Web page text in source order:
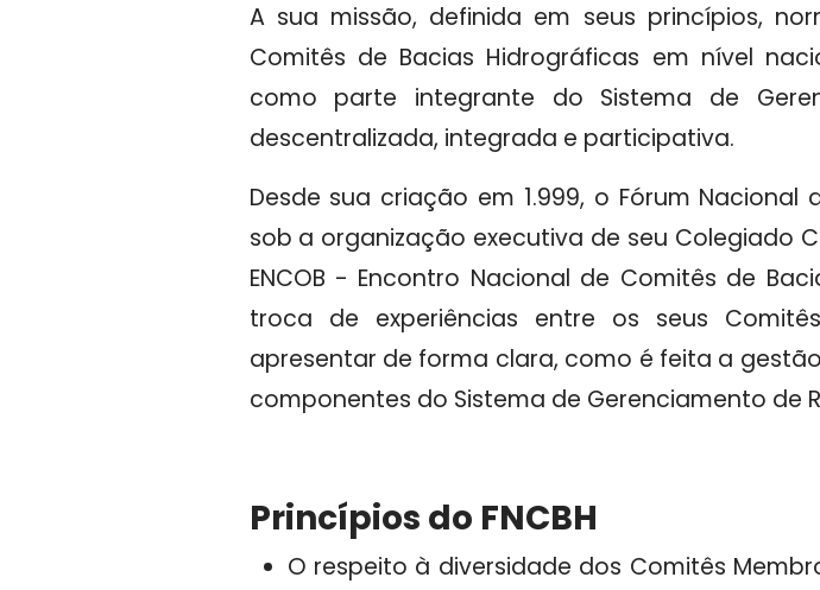
A sua missão, definida em seus princípios,
Comitês de Bacias Hidrográficas em nível
como parte integrante do Sistema de
descentralizada, integrada e participativa.
Desde sua criação em 1.999, o Fórum
sob a organização executiva de seu Colegiado
ENCOB - Encontro Nacional de Comitês de
troca de experiências entre os seus
apresentar de forma clara, como é feita a
componentes do Sistema de Gerenciamento de
Princípios do FNCBH
O respeito à diversidade dos Comitês